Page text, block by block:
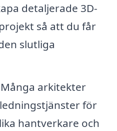
detaljerade 3D-
så att du får
slutliga
Många arkitekter
för
hantverkare och